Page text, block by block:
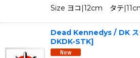
Size ヨコ|12cm タテ
Dead Kennedys / DK ス
DKDK-STK]